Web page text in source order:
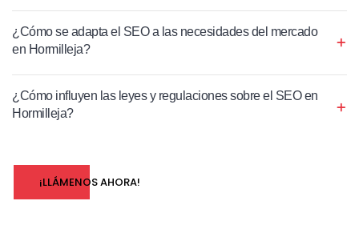
¿Cómo se adapta el SEO a las necesidades del mercado
en Hormilleja?
¿Cómo influyen las leyes y regulaciones sobre el SEO en
Hormilleja?
¡LLÁMENOS AHORA!